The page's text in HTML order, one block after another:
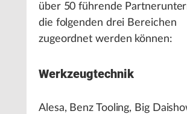
über 50 führende
die folgenden drei Bereichen
zugeordnet werden können:
Werkzeugtechnik
Alesa, Benz Tooling, Big